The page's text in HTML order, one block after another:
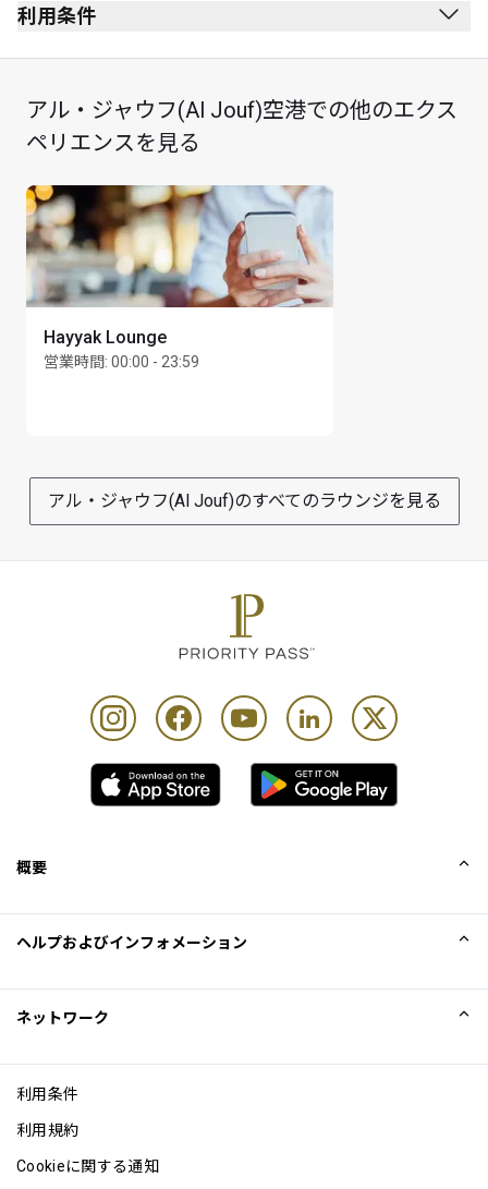
保安検査を受けた後にあります。
い。ラウンジの受付に直結しています。
利用条件
禁煙(電子タバコを含む)
服装規定なし
国際線をご利用のお客様のみご利用いただけます。
市内通話のみ無料でご利用いただけます。
最大滞在可能時間：3時間
カード保持者1名様につき最大Unlimited名様まで
アル・ジャウフ(Al Jouf)空港での他のエクス
ペリエンスを見る
Hayyak Lounge
営業時間: 00:00 - 23:59
アル・ジャウフ(Al Jouf)のすべてのラウンジを見る
概要
Excellence Awards
ブログ
ヘルプおよびインフォメーション
ネットワーク
利用条件
利用規約
Cookieに関する通知